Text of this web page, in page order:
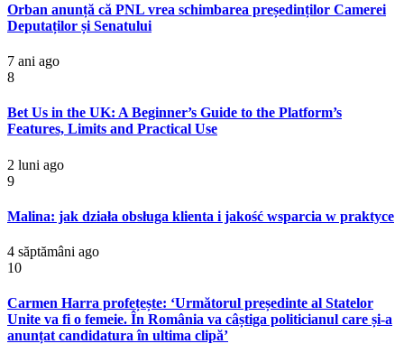
Orban anunță că PNL vrea schimbarea președinților Camerei
Deputaților și Senatului
7 ani ago
8
Bet Us in the UK: A Beginner’s Guide to the Platform’s
Features, Limits and Practical Use
2 luni ago
9
Malina: jak działa obsługa klienta i jakość wsparcia w praktyce
4 săptămâni ago
10
Carmen Harra profețește: ‘Următorul președinte al Statelor
Unite va fi o femeie. În România va câștiga politicianul care și-a
anunțat candidatura în ultima clipă’